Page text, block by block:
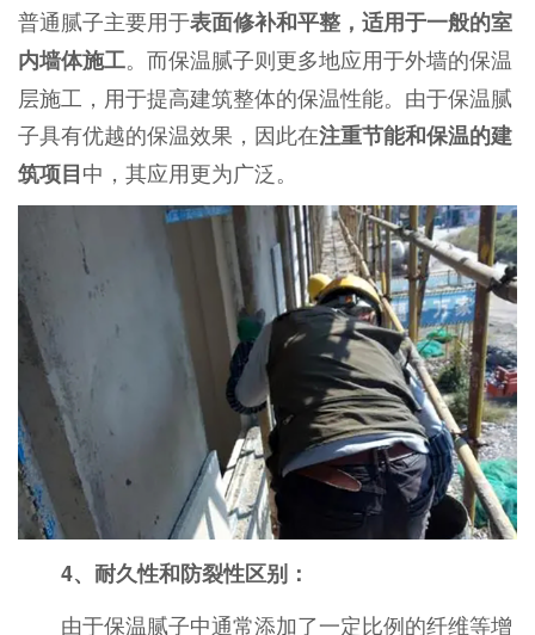
普通腻子主要用于表面修补和平整，适用于一般的室
内墙体施工。而保温腻子则更多地应用于外墙的保温
层施工，用于提高建筑整体的保温性能。由于保温腻
子具有优越的保温效果，因此在注重节能和保温的建
筑项目中，其应用更为广泛。
4、耐久性和防裂性区别：
由于保温腻子中通常添加了一定比例的纤维等增